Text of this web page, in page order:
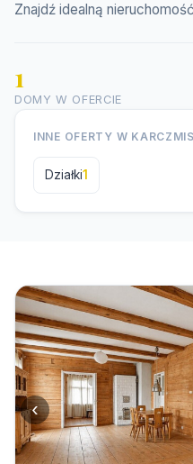
Znajdź idealną
1
DOMY W OFERCIE
INNE OFERTY W
Działki1
‹